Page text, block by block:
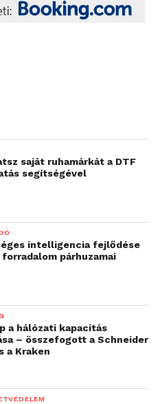
saját ruhamárkát a DTF
segítségével
intelligencia fejlődése
forradalom párhuzamai
a hálózati kapacitás
– összefogott a Schneider
a Kraken